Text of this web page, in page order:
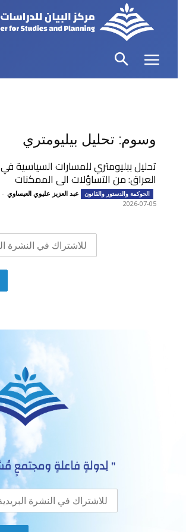
وسوم: تحليل بيليومتري
تحليل ببليومتري للمسارات السياسية في
العراق: من التساؤلات الى الممكنات
الحوكمة والدستور والقانون عبد العزيز عليوي العيساوي -
2026-07-05